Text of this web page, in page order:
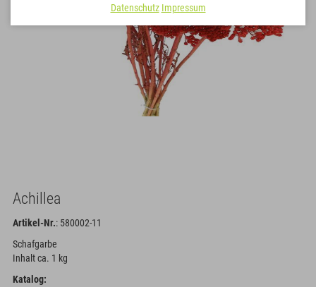
Achillea
Artikel-Nr.: 580002-11
Schafgarbe
Inhalt ca. 1 kg
Katalog:
Datenschutz Impressum